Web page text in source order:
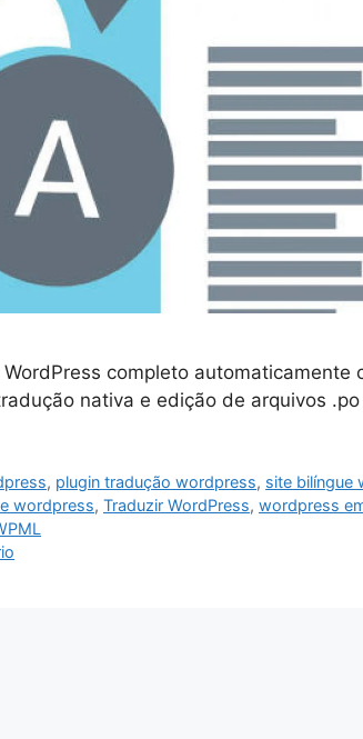
completo automaticamente
nativa e edição de arquivos
, plugin tradução wordpress, site bilíngue
wordpress, Traduzir WordPress, wordpress